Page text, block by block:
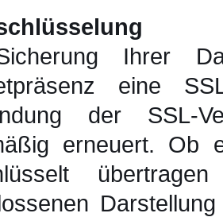
Ihrer
eine
der SSL-
erneuert. Ob